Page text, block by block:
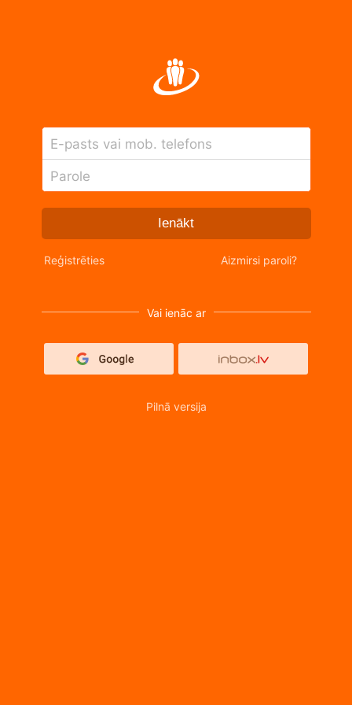
E-pasts vai mob. telefons
Parole
Ienākt
Reģistrēties Aizmirsi paroli?
Vai ienāc ar
Pilnā versija